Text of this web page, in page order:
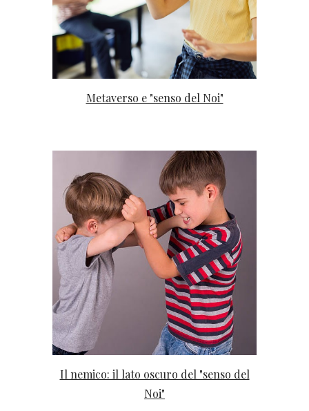
Metaverso e "senso del Noi"
Il nemico: il lato oscuro del "senso del
Noi"